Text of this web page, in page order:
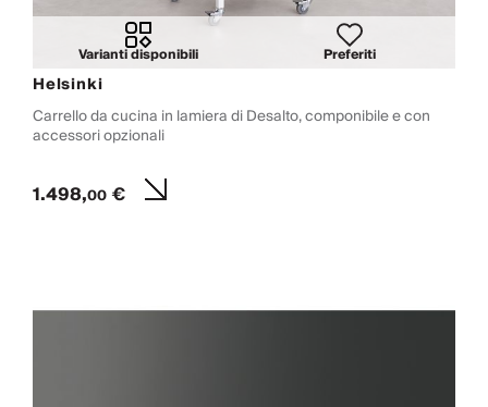
Varianti disponibili Preferiti
Helsinki
Carrello da cucina in lamiera di Desalto, componibile e con
accessori opzionali
1.498,00€